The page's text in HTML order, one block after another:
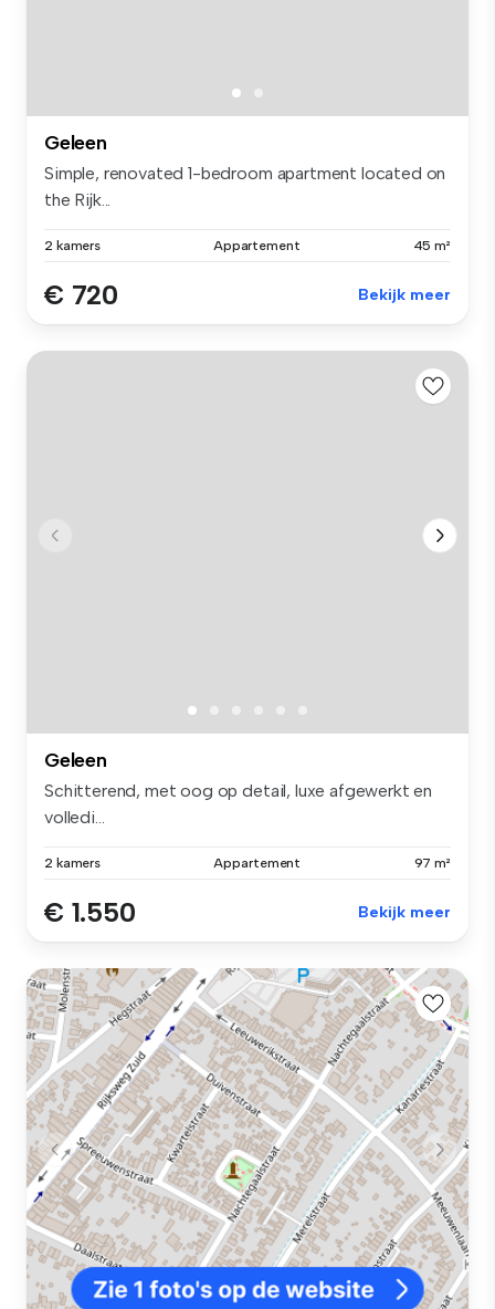
Geleen
Simple, renovated 1-bedroom apartment located on
the Rijk...
2 kamers Appartement 45 m²
€ 720 Bekijk meer
Geleen
Schitterend, met oog op detail, luxe afgewerkt en
volledi...
2 kamers Appartement 97 m²
€ 1.550 Bekijk meer